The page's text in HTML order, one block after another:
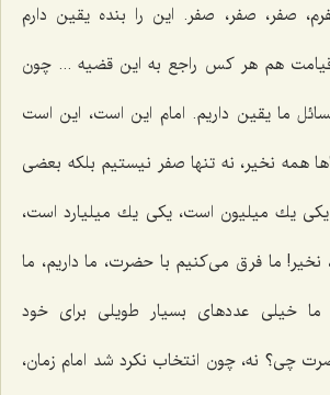
صفر، صفر، صفر. این را بنده یقین دارم
هم هر كس راجع به این قضیه ... چون
ما یقین داریم. امام این است، این است
همه نخیر، نه تنها صفر نیستیم بلكه بعضی
یك میلیون است، یكی یك میلیارد است،
نخیر! ما فرق می‌كنیم با حضرت، ما داریم، ما
خیلی عددهای بسیار طویلی برای خود
چی؟ نه، چون انتخاب نكرد شد امام زمان،